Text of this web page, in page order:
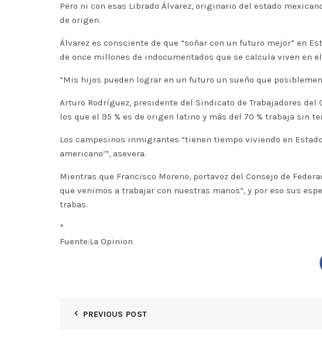
Pero ni con esas Librado Álvarez, originario del estado
de origen.
Álvarez es consciente de que “soñar con un futuro mejor” en
de once millones de indocumentados que se calcula viven en
“Mis hijos pueden lograr en un futuro un sueño que
Arturo Rodríguez, presidente del Sindicato de Trabajadores del
los que el 95 % es de origen latino y más del 70 % trabaja sin
Los campesinos inmigrantes “tienen tiempo viviendo en
americano’”, asevera.
Mientras que Francisco Moreno, portavoz del Consejo de
que venimos a trabajar con nuestras manos”, y por eso sus
trabas.
*
Fuente:La Opinion
PREVIOUS POST